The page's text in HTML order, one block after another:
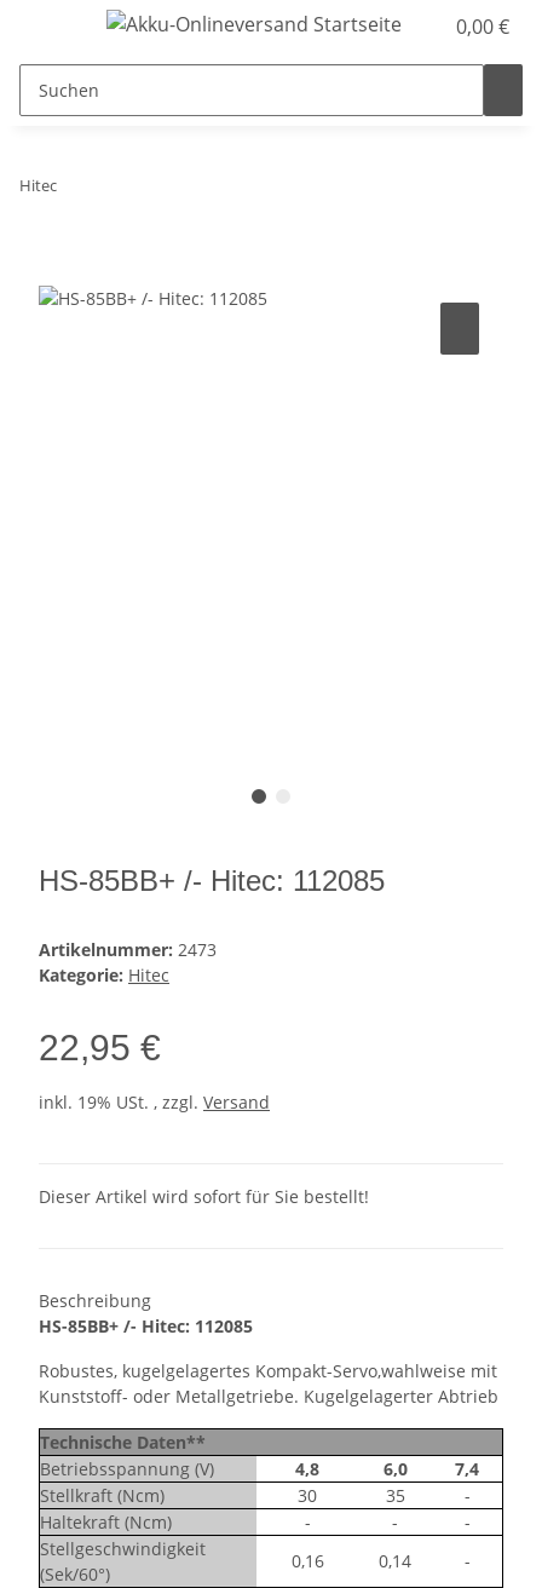
0,00 €
Hitec
HS-85BB+ /- Hitec: 112085
Artikelnummer: 2473
Kategorie: Hitec
22,95 €
inkl. 19% USt. , zzgl. Versand
Dieser Artikel wird sofort für Sie bestellt!
Beschreibung
HS-85BB+ /- Hitec: 112085
Robustes, kugelgelagertes Kompakt-Servo,wahlweise mit
Kunststoff- oder Metallgetriebe. Kugelgelagerter Abtrieb
Technische Daten**
Betriebsspannung (V)
4,8 6,0
7,4
Stellkraft (Ncm)
30 35
-
Haltekraft (Ncm)
- -
-
Stellgeschwindigkeit
(Sek/60°)
0,16 0,14
-